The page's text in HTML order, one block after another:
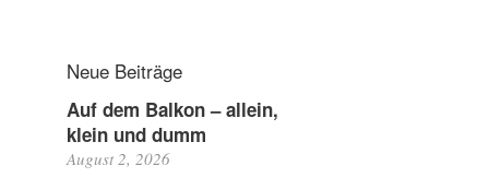
Neue Beiträge
Auf dem Balkon – allein,
klein und dumm
August 2, 2026